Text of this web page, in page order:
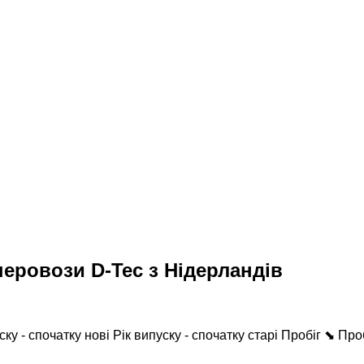
D-Tec з Нідерландів
- спочатку нові Рік випуску - спочатку старі Пробіг ⬊